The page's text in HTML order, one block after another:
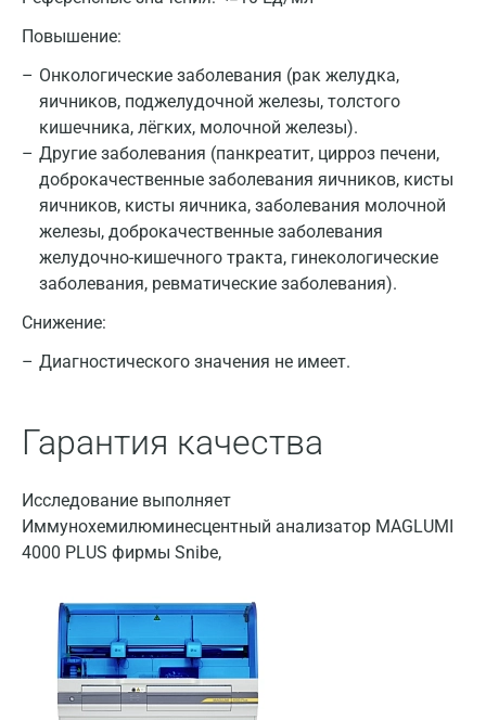
Повышение:
Онкологические заболевания (рак желудка,
яичников, поджелудочной железы, толстого
кишечника, лёгких, молочной железы).
Другие заболевания (панкреатит, цирроз печени,
доброкачественные заболевания яичников, кисты
яичников, кисты яичника, заболевания молочной
железы, доброкачественные заболевания
желудочно-кишечного тракта, гинекологические
заболевания, ревматические заболевания).
Снижение:
Диагностического значения не имеет.
Гарантия качества
Исследование выполняет
Иммунохемилюминесцентный анализатор MAGLUMI
4000 PLUS фирмы Snibe,
Москва
Санкт-Петербург
Нижний Новгород
Астрахань
Балашиха
Брянск
Великий Новгород